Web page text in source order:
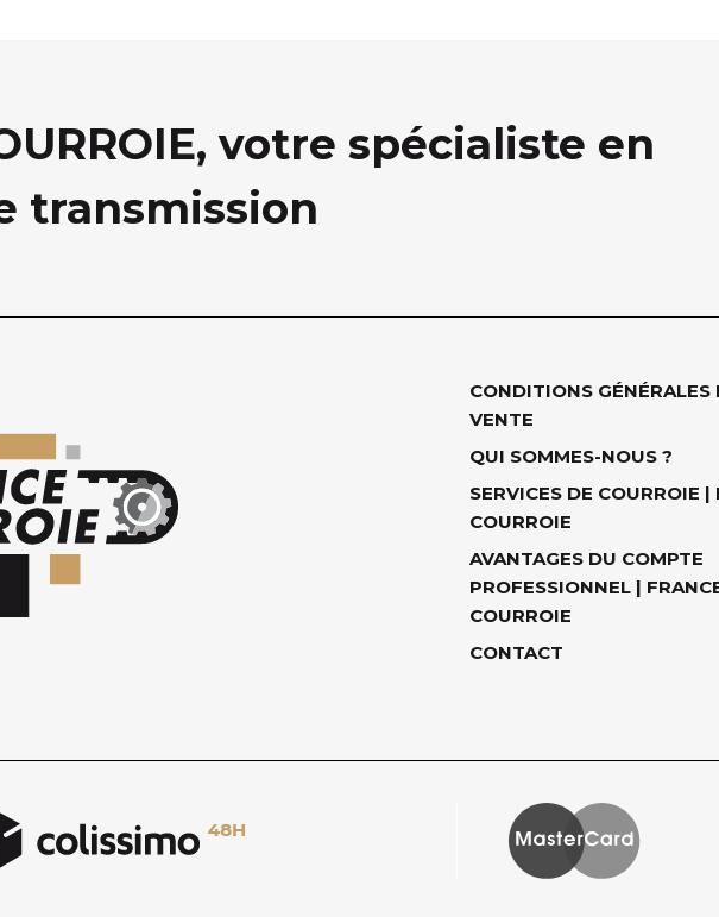
votre spécialiste en
transmission
CONDITIONS GÉNÉRALES
VENTE
QUI SOMMES-NOUS ?
SERVICES DE COURROIE |
COURROIE
AVANTAGES DU COMPTE
PROFESSIONNEL |
COURROIE
CONTACT